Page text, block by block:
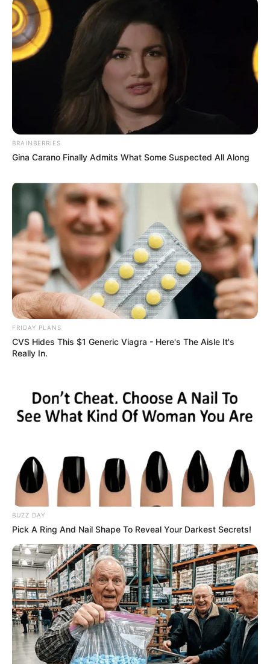
BRAINBERRIES
Gina Carano Finally Admits What Some Suspected All Along
FRIDAY PLANS
CVS Hides This $1 Generic Viagra - Here's The Aisle It's
Really In.
BUZZ DAY
Pick A Ring And Nail Shape To Reveal Your Darkest Secrets!